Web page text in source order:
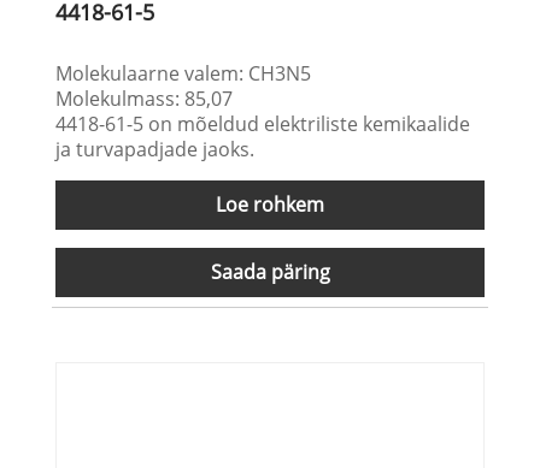
4418-61-5
Molekulaarne valem: CH3N5
Molekulmass: 85,07
4418-61-5 on mõeldud elektriliste kemikaalide
ja turvapadjade jaoks.
Loe rohkem
Saada päring